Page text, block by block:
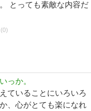
とっても素敵な内容だ
0)
っか。
ていることにいろいろ
、心がとても楽になれ